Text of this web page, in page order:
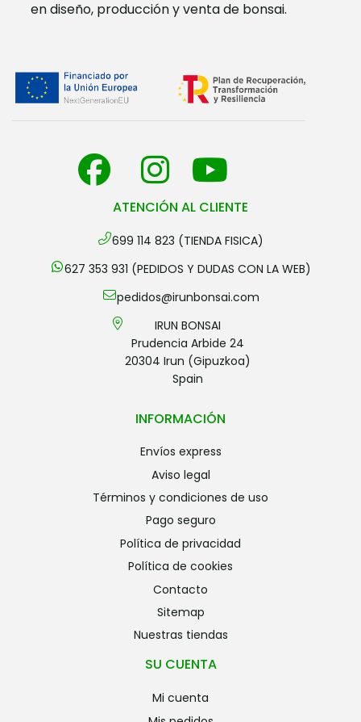
en diseño, producción y venta de bonsai.
ATENCIÓN AL CLIENTE
699 114 823 (TIENDA FISICA)
627 353 931 (PEDIDOS Y DUDAS CON LA WEB)
pedidos@irunbonsai.com
IRUN BONSAI
Prudencia Arbide 24
20304 Irun (Gipuzkoa)
Spain
INFORMACIÓN
envíos express
aviso legal
términos y condiciones de uso
pago seguro
política de privacidad
política de cookies
contacto
sitemap
nuestras tiendas
SU CUENTA
mi cuenta